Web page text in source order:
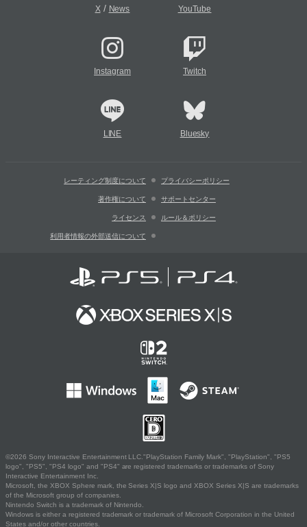
X/ News YouTube
Instagram Twitch
LINE Bluesky
レーティング制度について プライバシーポリシー
著作権について サポートセンター
ライセンス ルール＆ポリシー
利用者情報の外部送信について
©2026 Sony Interactive Entertainment LLC."PlayStation Family Mark", "PlayStation", "PS5
logo", "PS5", "PS4 logo" and "PS4" are registered trademarks or trademarks of Sony
Interactive Entertainment Inc.
Microsoft, the XBOX Sphere mark, the Series X|S logo and XBOX Series X|S are trademarks
of the Microsoft group of companies.
Nintendo Switch is a trademark of Nintendo.
Windows is either a registered trademark or trademark of Microsoft Corporation in the United
States and/or other countries.